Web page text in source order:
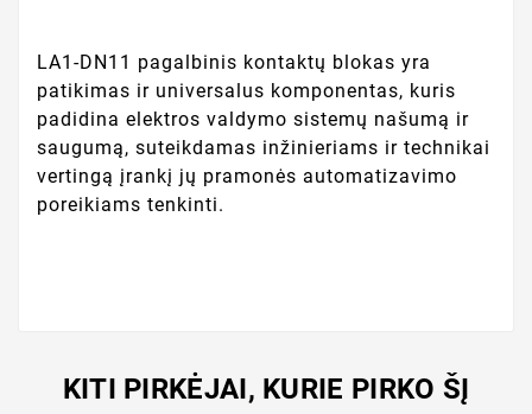
LA1-DN11 pagalbinis kontaktų blokas yra
patikimas ir universalus komponentas, kuris
padidina elektros valdymo sistemų našumą ir
saugumą, suteikdamas inžinieriams ir technikai
vertingą įrankį jų pramonės automatizavimo
poreikiams tenkinti.
KITI PIRKĖJAI, KURIE PIRKO ŠĮ